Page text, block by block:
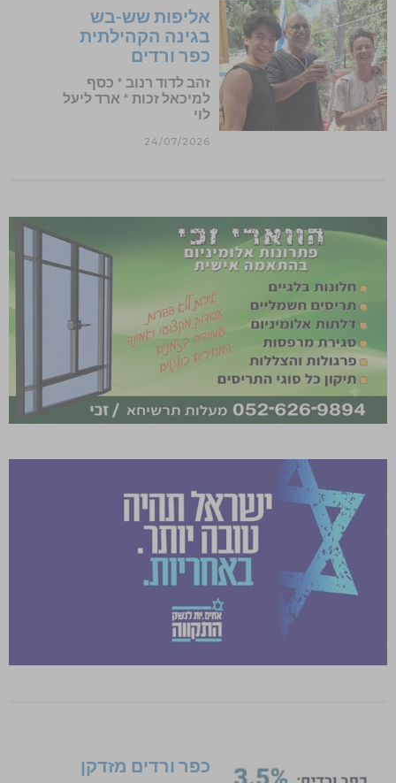
אליפות שש-בש
בגינה הקהילתית
כפר ורדים
זהב לדוד רנוב * כסף
למיכאל זכות * ארד ליעל
לוי
24/07/2026
כפר ורדים מזדקן